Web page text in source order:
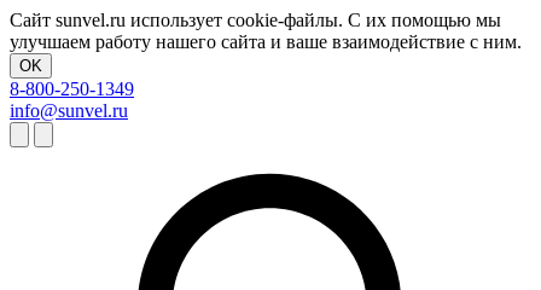
Сайт sunvel.ru использует cookie-файлы. С их помощью мы
улучшаем работу нашего сайта и ваше взаимодействие с ним.
OK
8-800-250-1349
info@sunvel.ru